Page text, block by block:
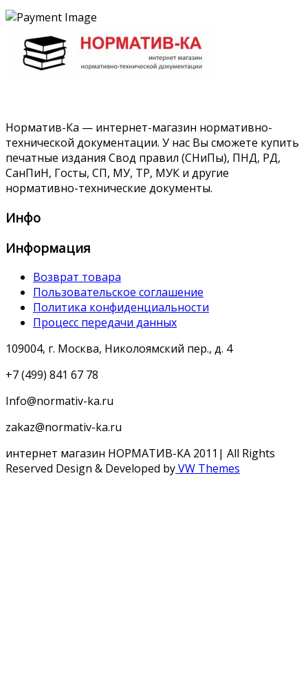
Норматив-Ка — интернет-магазин нормативно-
технической документации. У нас Вы сможете купить
печатные издания Свод правил (СНиПы), ПНД, РД,
СанПиН, Госты, СП, МУ, ТР, МУК и другие
нормативно-технические документы.
Инфо
Информация
Возврат товара
Пользовательское соглашение
Политика конфиденциальности
Процесс передачи данных
109004, г. Москва, Николоямский пер., д. 4
+7 (499) 841 67 78
Info@normativ-ka.ru
zakaz@normativ-ka.ru
интернет магазин НОРМАТИВ-КА 2011| All Rights
Reserved Design & Developed byVW Themes